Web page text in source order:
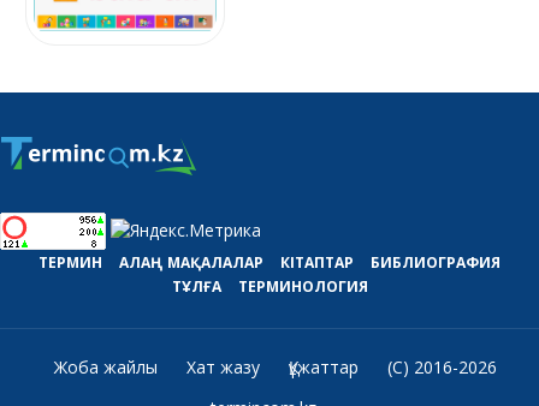
ТЕРМИН АЛАҢ МАҚАЛАЛАР КІТАПТАР
БИБЛИОГРАФИЯ
ТҰЛҒА
ТЕРМИНОЛОГИЯ
Жоба жайлы Хат жазу Құжаттар
(C) 2016-2026